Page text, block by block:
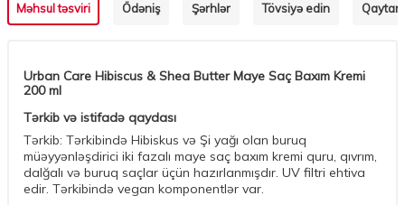
Məhsul təsviri Ödəniş Şərhlər Tövsiyə edin
Urban Care Hibiscus & Shea Butter Maye Saç Baxım Kremi
200 ml
Tərkib və istifadə qaydası
Tərkib: Tərkibində Hibiskus və Şi yağı olan buruq
müəyyənləşdirici iki fazalı maye saç baxım kremi quru, qıvrım,
dalğalı və buruq saçlar üçün hazırlanmışdır. UV filtri ehtiva
edir. Tərkibində vegan komponentlər var.